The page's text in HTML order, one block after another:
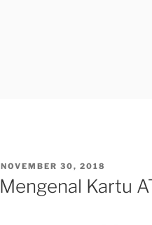
POSTED
ON
NOVEMBER 30, 2018
Mengenal Kartu